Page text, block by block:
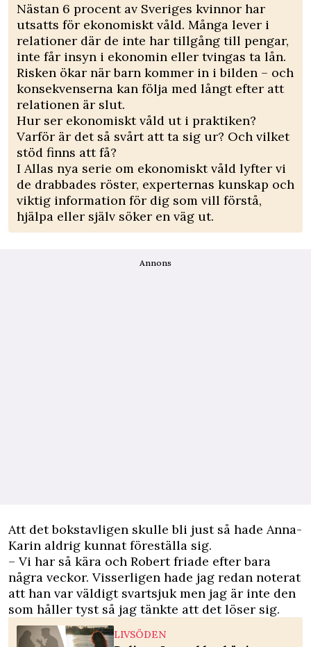
Nästan 6 procent av Sveriges kvinnor har
utsatts för ekonomiskt våld. Många lever i
relationer där de inte har tillgång till pengar,
inte får insyn i ekonomin eller tvingas ta lån.
Risken ökar när barn kommer in i bilden – och
konsekvenserna kan följa med långt efter att
relationen är slut.
Hur ser ekonomiskt våld ut i praktiken?
Varför är det så svårt att ta sig ur? Och vilket
stöd finns att få?
I Allas nya serie om ekonomiskt våld lyfter vi
de drabbades röster, experternas kunskap och
viktig information för dig som vill förstå,
hjälpa eller själv söker en väg ut.
Annons
Att det bokstavligen skulle bli just så hade Anna-
Karin aldrig kunnat föreställa sig.
– Vi har så kära och Robert friade efter bara
några veckor. Visserligen hade jag redan noterat
att han var väldigt svartsjuk men jag är inte den
som håller tyst så jag tänkte att det löser sig.
LIVSÖDEN